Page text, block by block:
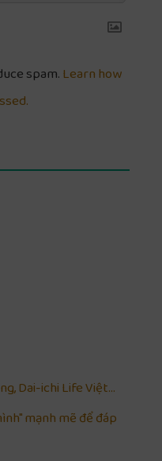
spam.Learn how
Dai-ichi Life Việt…
mạnh mẽ để đáp